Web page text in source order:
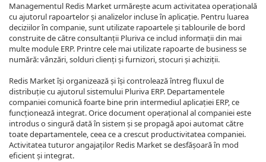
Managementul Redis Market urmărește acum activitatea operațională
cu ajutorul rapoartelor și analizelor incluse în aplicație. Pentru luarea
deciziilor în companie, sunt utilizate rapoartele și tablourile de bord
construite de către consultanții Pluriva ce includ informații din mai
multe module ERP. Printre cele mai utilizate rapoarte de business se
numără: vânzări, solduri clienți și furnizori, stocuri și achiziții.
Redis Market își organizează și își controlează întreg fluxul de
distribuție cu ajutorul sistemului Pluriva ERP. Departamentele
companiei comunică foarte bine prin intermediul aplicației ERP, ce
funcționează integrat. Orice document operațional al companiei este
introdus o singură dată în sistem și se propagă apoi automat către
toate departamentele, ceea ce a crescut productivitatea companiei.
Activitatea tuturor angajaților Redis Market se desfășoară în mod
eficient și integrat.